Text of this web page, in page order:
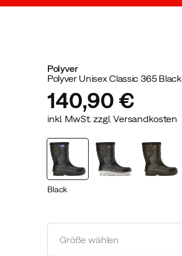
Polyver
Polyver Unisex Classic 365 Black
140,90 €
inkl. MwSt. zzgl. Versandkosten
Black
Größe wählen